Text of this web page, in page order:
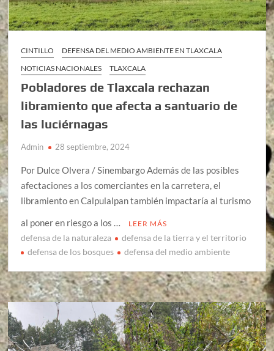
CINTILLO
DEFENSA DEL MEDIO AMBIENTE EN TLAXCALA
NOTICIAS NACIONALES
TLAXCALA
Pobladores de Tlaxcala rechazan
libramiento que afecta a santuario de
las luciérnagas
Admin 28 septiembre, 2024
Por Dulce Olvera / Sinembargo Además de las posibles
afectaciones a los comerciantes en la carretera, el
libramiento en Calpulalpan también impactaría al turismo
al poner en riesgo a los …
LEER MÁS
defensa de la naturaleza
defensa de la tierra y el territorio
defensa de los bosques
defensa del medio ambiente